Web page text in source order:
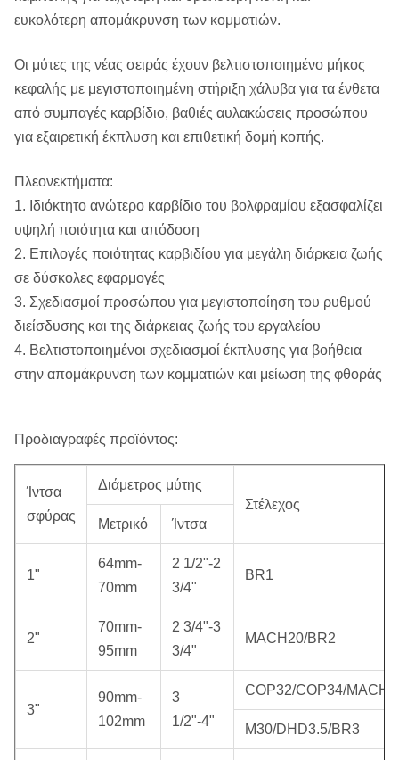
ευκολότερη απομάκρυνση των κομματιών.
Οι μύτες της νέας σειράς έχουν βελτιστοποιημένο μήκος
κεφαλής με μεγιστοποιημένη στήριξη χάλυβα για τα ένθετα
από συμπαγές καρβίδιο, βαθιές αυλακώσεις προσώπου
για εξαιρετική έκπλυση και επιθετική δομή κοπής.
Πλεονεκτήματα:
1. Ιδιόκτητο ανώτερο καρβίδιο του βολφραμίου εξασφαλίζει
υψηλή ποιότητα και απόδοση
2. Επιλογές ποιότητας καρβιδίου για μεγάλη διάρκεια ζωής
σε δύσκολες εφαρμογές
3. Σχεδιασμοί προσώπου για μεγιστοποίηση του ρυθμού
διείσδυσης και της διάρκειας ζωής του εργαλείου
4. Βελτιστοποιημένοι σχεδιασμοί έκπλυσης για βοήθεια
στην απομάκρυνση των κομματιών και μείωση της φθοράς
Προδιαγραφές προϊόντος:
Ίντσα
σφύρας
Διάμετρος μύτης
Στέλεχος
Μετρικό
Ίντσα
1"
64mm-
70mm
2 1/2"-2
3/4"
BR1
2"
70mm-
95mm
2 3/4"-3
3/4"
MACH20/BR2
3"
90mm-
102mm
3
1/2"-4"
COP32/COP34/
M30/DHD3.5/BR3